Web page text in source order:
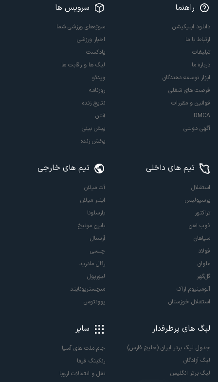
راهنما
دانلود اپلیکیشن
ارتباط با ما
تبلیغات
درباره ما
ابزار توسعه دهندگان
فرصت های شغلی
قوانین و مقررات
DMCA
آگهی دولتی
سرویس ها
سوژه‌های ورزشی شما
اخبار ورزشی
پادکست
لیگ ها و رقابت ها
ویدئو
روزنامه
نتایج زنده
آنتن
پیش بینی
پخش زنده
تیم های داخلی
استقلال
پرسپولیس
تراکتور
ذوب آهن
سپاهان
فولاد
ملوان
گل‌گهر
آلومینیوم اراک
استقلال خوزستان
تیم های خارجی
آث میلان
اینتر میلان
بارسلونا
بایرن مونیخ
آرسنال
چلسی
رئال مادرید
لیورپول
منچستریونایتد
یوونتوس
لیگ های پرطرفدار
جدول لیگ برتر ایران (خلیج فارس)
لیگ آزادگان
لیگ برتر انگلیس
سایر
جام ملت های آسیا
رنکینگ فیفا
نقل و انتقالات اروپا